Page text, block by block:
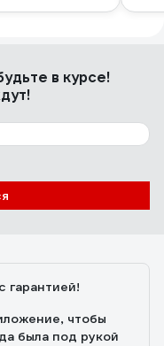
в курсе!
гарантией!
чтобы
была под рукой